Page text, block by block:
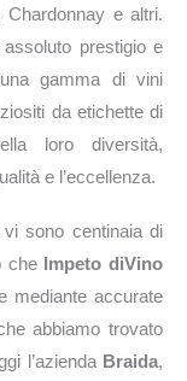
Chardonnay e altri.
prestigio e
gamma di vini
da etichette di
loro diversità,
e l’eccellenza.
sono centinaia di
che Impeto diVino
mediante accurate
abbiamo trovato
l’azienda Braida,